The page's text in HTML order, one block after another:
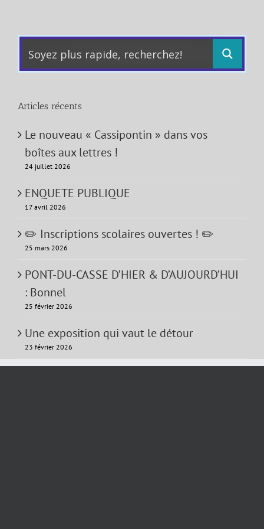
Articles récents
Le nouveau « Cassipontin » dans vos
boîtes aux lettres !
24 juillet 2026
ENQUETE PUBLIQUE
17 avril 2026
✏️ Inscriptions scolaires ouvertes ! ✏️
25 mars 2026
PONT-DU-CASSE D’HIER & D’AUJOURD’HUI
: Bonnel
25 février 2026
Une exposition qui vaut le détour
23 février 2026